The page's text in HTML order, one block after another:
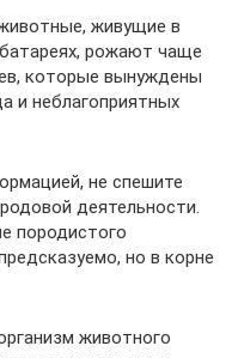
живущие в
рожают чаще
которые вынуждены
и неблагоприятных
не спешите
деятельности.
породистого
но в корне
животного